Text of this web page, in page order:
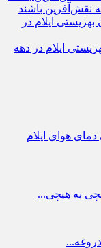
نقش‌آفرین باشند
ایلام در دهه
به هیچی...